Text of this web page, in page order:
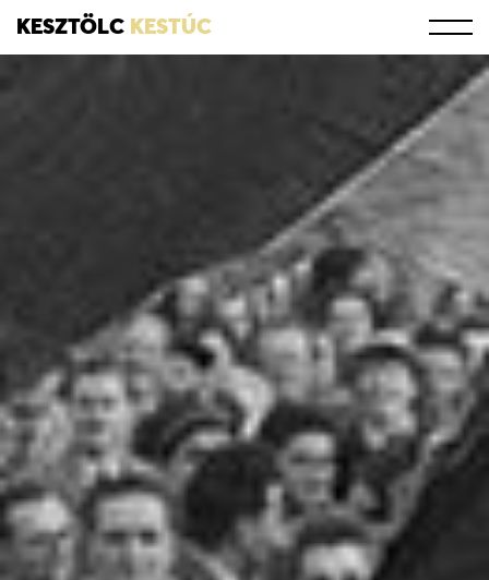
KESZTÖLC KESTÚC